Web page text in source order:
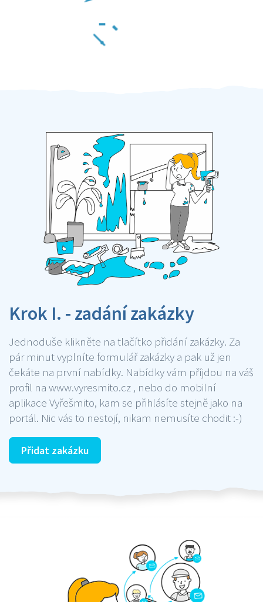
Krok I. - zadání zakázky
Jednoduše klikněte na tlačítko přidání zakázky. Za
pár minut vyplníte formulář zakázky a pak už jen
čekáte na první nabídky. Nabídky vám příjdou na váš
profil na www.vyresmito.cz , nebo do mobilní
aplikace Vyřešmito, kam se přihlásíte stejně jako na
portál. Nic vás to nestojí, nikam nemusíte chodit :-)
Přidat zakázku